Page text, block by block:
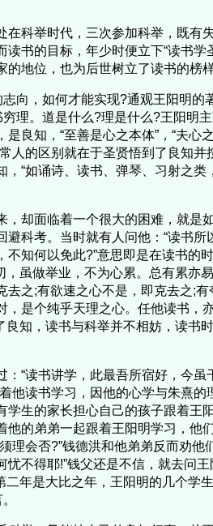
科举时代，三次参加科举，既有
书的目标，年少时便立下“读书学
地位，也为后世树立了读书的榜样
向，如何才能实现?通观王阳明的
穷理。道是什么?理是什么?王阳明
良知，“至善是心之本体”，“夫心
人的区别就在于圣贤悟到了良知并
“如诵诗、读书、弹琴、习射之类
却面临着一个很大的困难，就是
科考。当时就有人问他：“读书所
知何以免此?”意思即是在读书的
虽做举业，不为心累。总有累亦
之;有欲速之心不是，即克去之;有
，是个纯乎天理之心。任他读书，
良知，读书与科举并不相妨，读书
“读书讲学，此最吾所宿好，今虽
他读书学习，因他的心学与朱熹的
生的家长担心自己的孩子跟着王
他的弟弟一起跟着王阳明学习，他
理会否?”钱德洪和他弟弟反而劝他
不得耶!”钱父还是不信，就去问
二年是大比之年，王阳明的几个学